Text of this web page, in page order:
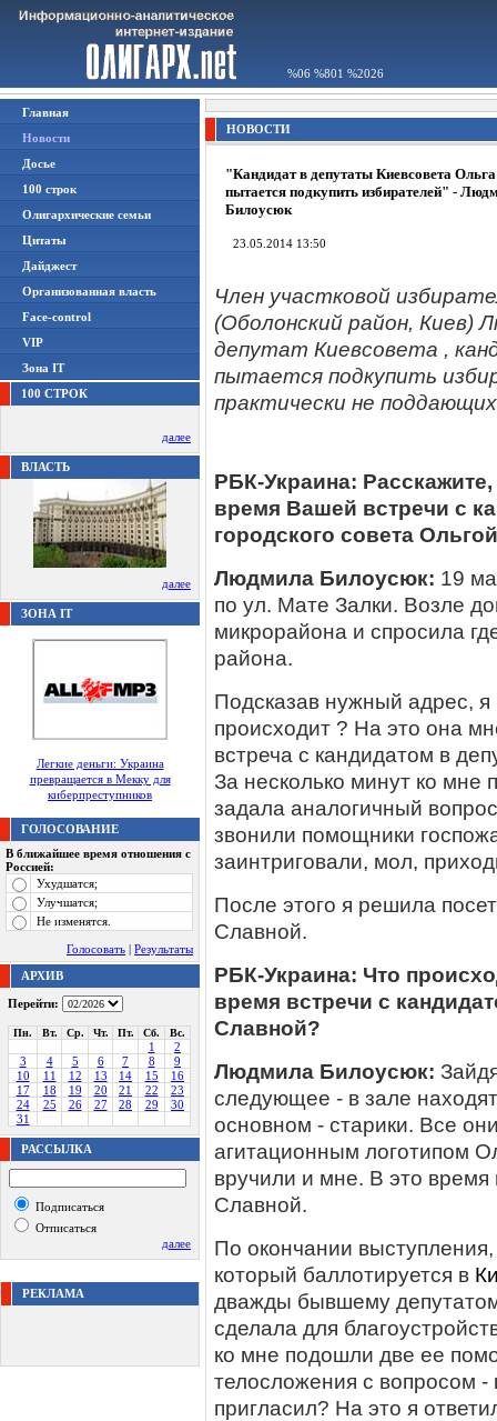
%06 %801 %2026
Главная
Новости
Досье
100 строк
Олигархические семьи
Цитаты
Дайджест
Организованная власть
Face-control
VIP
Зона IT
100 СТРОК
далее
ВЛАСТЬ
далее
ЗОНА IT
Легкие деньги: Украина
превращается в Мекку для
киберпреступников
ГОЛОСОВАНИЕ
В ближайшее время отношения с
Россией:
Ухудшатся;
Улучшатся;
Не изменятся.
Голосовать | Результаты
АРХИВ
Перейти:
Пн. Вт. Ср. Чт. Пт. Сб. Вс.
1
2
3
4 5 6 7 8
9
10
11 12 13 14 15
16
17
18 19 20 21 22
23
24
25 26 27 28 29
30
31
РАССЫЛКА
Подписаться
Отписаться
далее
РЕКЛАМА
НОВОСТИ
"Кандидат в депутаты Киевсовета
пытается подкупить избирателей" -
Билоусюк
23.05.2014 13:50
Член участковой
(Оболонский район, Киев)
депутат Киевсовета ,
пытается подкупить
практически не
РБК-Украина:
время Вашей встречи с
городского совета
Людмила Билоусюк: 19
по ул. Мате Залки. Возле
микрорайона и спросила
района.
Подсказав нужный адрес,
происходит ? На это она
встреча с кандидатом в
За несколько минут ко
задала аналогичный
звонили помощники
заинтриговали, мол,
После этого я решила
Славной.
РБК-Украина: Что
время встречи с
Славной?
Людмила Билоусюк:
следующее - в зале
основном - старики. Все
агитационным логотипом
вручили и мне. В это
Славной.
По окончании
который баллотируется в
дважды бывшему
сделала для
ко мне подошли две ее
телосложения с вопросом -
пригласил? На это я